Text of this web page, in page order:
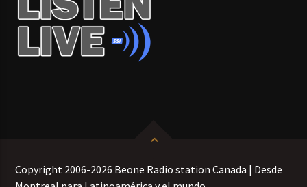
Copyright 2006-2026 Beone Radio station Canada | Desde